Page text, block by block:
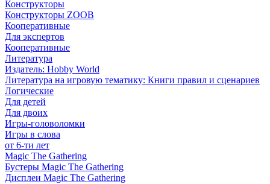
Конструкторы
Конструкторы ZOOB
Кооперативные
Для экспертов
Кооперативные
Литература
Издатель: Hobby World
Литература на игровую тематику: Книги правил и сценариев
Логические
Для детей
Для двоих
Игры-головоломки
Игры в слова
от 6-ти лет
Magic The Gathering
Бустеры Magic The Gathering
Дисплеи Magic The Gathering